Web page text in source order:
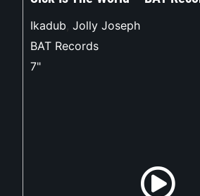
Ikadub, Jolly Joseph
BAT Records
7"